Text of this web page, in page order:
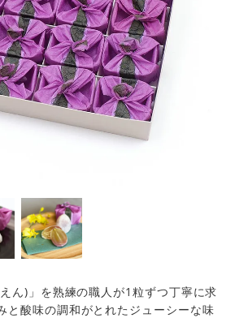
ん)」を熟練の職人が1粒ずつ丁寧に求
と酸味の調和がとれたジューシーな味